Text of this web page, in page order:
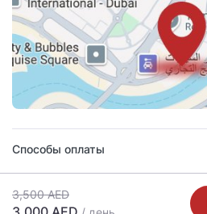
3,500 AED
Способы оплаты